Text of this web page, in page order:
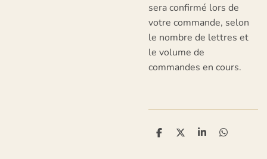
sera confirmé lors de
votre commande, selon
le nombre de lettres et
le volume de
commandes en cours.
P
P
P
P